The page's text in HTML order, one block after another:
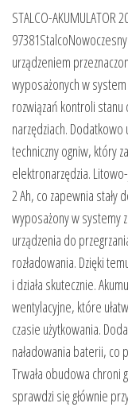
STALCO-AKUMULATOR
urządzeniem
wyposażonych w
rozwiązań kontroli stanu
narzędziach.
techniczny ogniw, który
elektronarzędzia.
2 Ah, co zapewnia stały
wyposażony w systemy
urządzenia do
rozładowania. Dzięki
i działa skutecznie.
wentylacyjne, które
czasie użytkowania.
naładowania baterii, co
Trwała obudowa chroni
sprawdzi się głównie